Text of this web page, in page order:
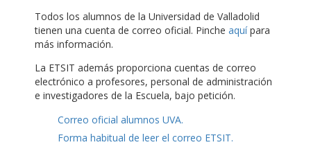
Todos los alumnos de la Universidad de Valladolid
tienen una cuenta de correo oficial. Pinche aquípara
más información.
La ETSIT además proporciona cuentas de correo
electrónico a profesores, personal de administración
e investigadores de la Escuela, bajo petición.
Correo oficial alumnos UVA.
Forma habitual de leer el correo ETSIT.